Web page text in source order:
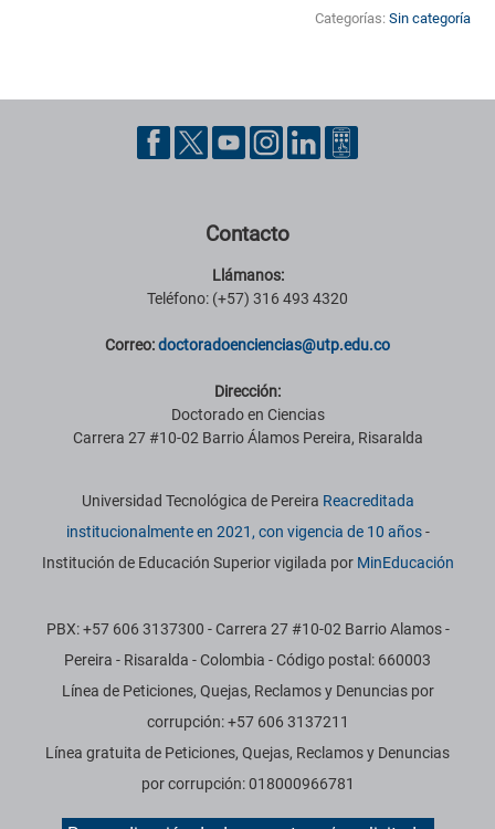
Categorías: Sin categoría
Pie de página con información de contacto, redes sociales y datos
Contacto
Llámanos:
Teléfono: (+57) 316 493 4320
Correo:doctoradoenciencias@utp.edu.co
Dirección:
Doctorado en Ciencias
Carrera 27 #10-02 Barrio Álamos Pereira, Risaralda
Información institucional
Universidad Tecnológica de Pereira Reacreditada
institucionalmente en 2021, con vigencia de 10 años-
Institución de Educación Superior vigilada por MinEducación
PBX: +57 606 3137300 - Carrera 27 #10-02 Barrio Alamos -
Pereira - Risaralda - Colombia - Código postal: 660003
Línea de Peticiones, Quejas, Reclamos y Denuncias por
corrupción: +57 606 3137211
Línea gratuita de Peticiones, Quejas, Reclamos y Denuncias
por corrupción: 018000966781